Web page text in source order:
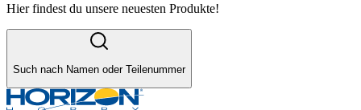
Hier findest du unsere neuesten Produkte!
Such nach Namen oder Teilenummer